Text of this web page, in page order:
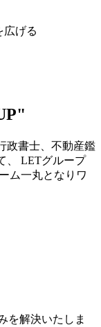
広げる
政書士、不動産鑑
、 LETグループ
ム一丸となりワ
を解決いたしま